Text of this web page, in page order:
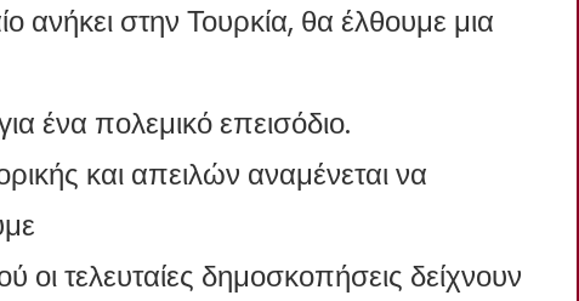
ανήκει στην Τουρκία, θα έλθουμε μια
ένα πολεμικό επεισόδιο.
και απειλών αναμένεται να
οι τελευταίες δημοσκοπήσεις δείχνουν